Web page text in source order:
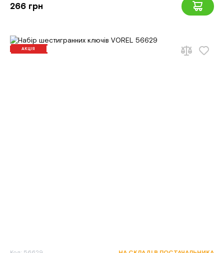
266 грн
АКЦІЯ